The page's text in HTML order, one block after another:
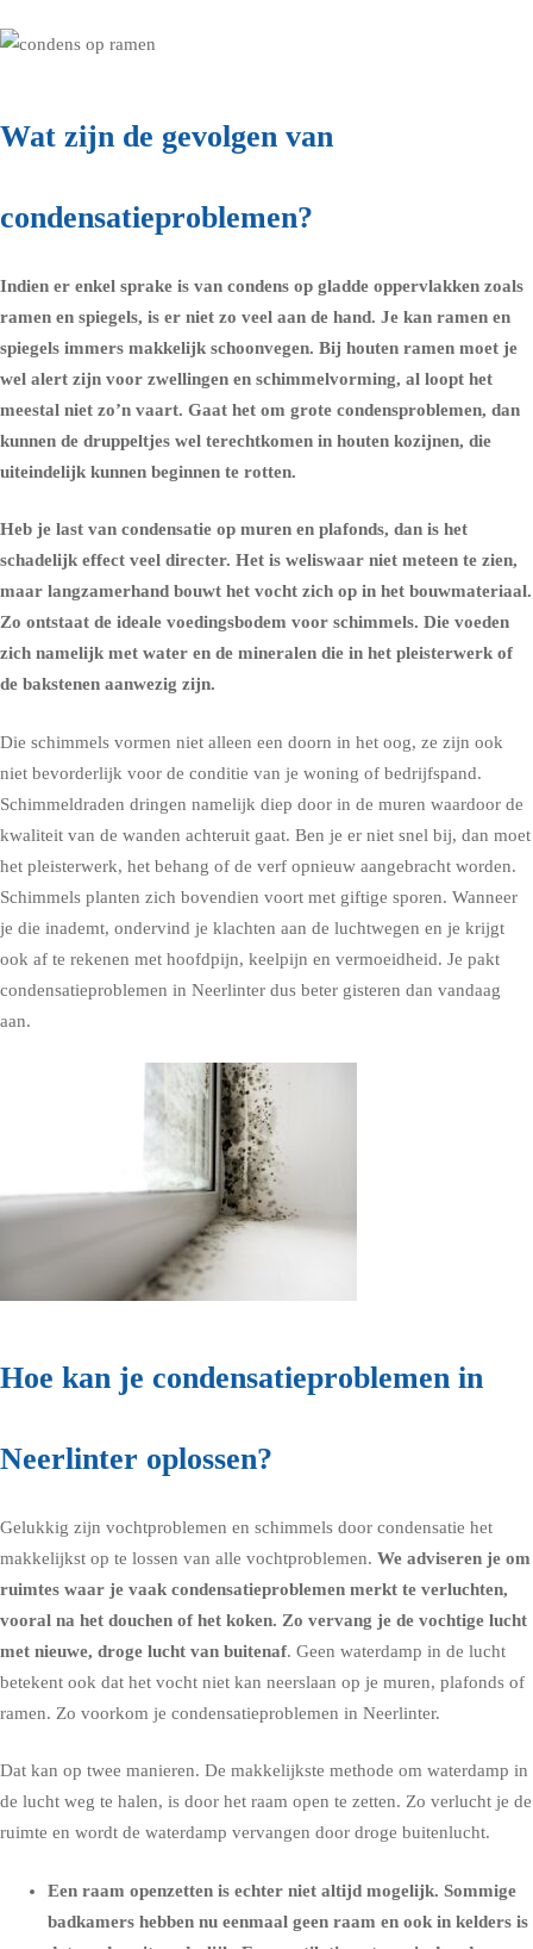
Wat zijn de gevolgen van
condensatieproblemen?
Indien er enkel sprake is van condens op gladde oppervlakken zoals
ramen en spiegels, is er niet zo veel aan de hand. Je kan ramen en
spiegels immers makkelijk schoonvegen. Bij houten ramen moet je
wel alert zijn voor zwellingen en schimmelvorming, al loopt het
meestal niet zo’n vaart. Gaat het om grote condensproblemen, dan
kunnen de druppeltjes wel terechtkomen in houten kozijnen, die
uiteindelijk kunnen beginnen te rotten.
Heb je last van condensatie op muren en plafonds, dan is het
schadelijk effect veel directer. Het is weliswaar niet meteen te zien,
maar langzamerhand bouwt het vocht zich op in het bouwmateriaal.
Zo ontstaat de ideale voedingsbodem voor schimmels. Die voeden
zich namelijk met water en de mineralen die in het pleisterwerk of
de bakstenen aanwezig zijn.
Die schimmels vormen niet alleen een doorn in het oog, ze zijn ook
niet bevorderlijk voor de conditie van je woning of bedrijfspand.
Schimmeldraden dringen namelijk diep door in de muren waardoor de
kwaliteit van de wanden achteruit gaat. Ben je er niet snel bij, dan moet
het pleisterwerk, het behang of de verf opnieuw aangebracht worden.
Schimmels planten zich bovendien voort met giftige sporen. Wanneer
je die inademt, ondervind je klachten aan de luchtwegen en je krijgt
ook af te rekenen met hoofdpijn, keelpijn en vermoeidheid. Je pakt
condensatieproblemen in Neerlinter dus beter gisteren dan vandaag
aan.
Hoe kan je condensatieproblemen in
Neerlinter oplossen?
Gelukkig zijn vochtproblemen en schimmels door condensatie het
makkelijkst op te lossen van alle vochtproblemen. We adviseren je om
ruimtes waar je vaak condensatieproblemen merkt te verluchten,
vooral na het douchen of het koken. Zo vervang je de vochtige lucht
met nieuwe, droge lucht van buitenaf. Geen waterdamp in de lucht
betekent ook dat het vocht niet kan neerslaan op je muren, plafonds of
ramen. Zo voorkom je condensatieproblemen in Neerlinter.
Dat kan op twee manieren. De makkelijkste methode om waterdamp in
de lucht weg te halen, is door het raam open te zetten. Zo verlucht je de
ruimte en wordt de waterdamp vervangen door droge buitenlucht.
Een raam openzetten is echter niet altijd mogelijk. Sommige
badkamers hebben nu eenmaal geen raam en ook in kelders is